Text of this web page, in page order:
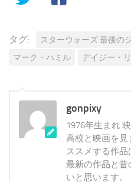
タグ: スターウォーズ 最後の
マーク・ハミル
デイジー・
gonpixy
1976年生まれ
高校と映画を
ススメする作品
最新の作品と昔
いと思います。